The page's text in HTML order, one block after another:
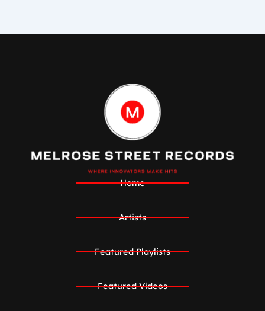
Home
Artists
Featured Playlists
Featured Videos